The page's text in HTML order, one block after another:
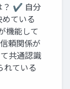
？ ✔ 自分
ている
機能して
頼関係が
共通認識
ている